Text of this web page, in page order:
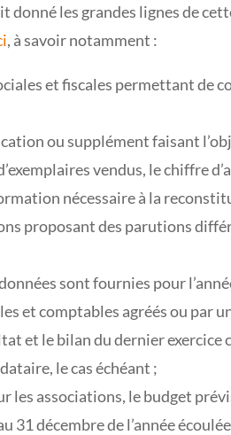
donné les grandes lignes de
, à savoir notamment :
et fiscales permettant de
ou supplément faisant
vendus, le chiffre
nécessaire à la
proposant des parutions
données sont fournies pour
et comptables agréés ou par
et le bilan du dernier exercice
le cas échéant ;
les associations, le budget
31 décembre de l’année